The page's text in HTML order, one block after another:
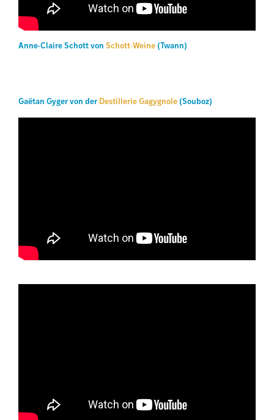
Anne-Claire Schott von Schott-Weine (Twann)
Gaëtan Gyger von der Destillerie Gagygnole (Souboz)